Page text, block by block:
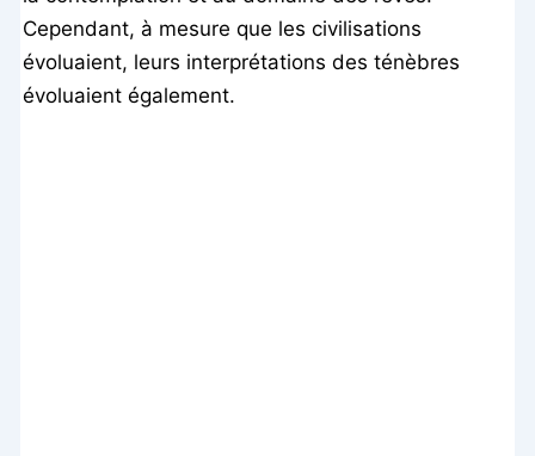
Cependant, à mesure que les civilisations
évoluaient, leurs interprétations des ténèbres
évoluaient également.